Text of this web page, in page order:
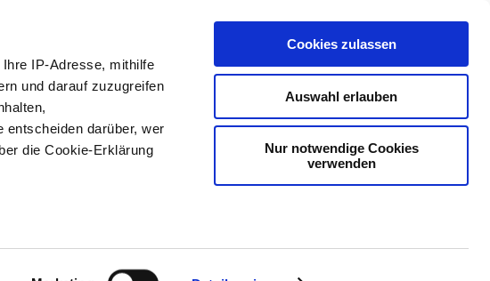
IP-Adresse, mithilfe
und darauf zuzugreifen
entscheiden darüber, wer
die Cookie-Erklärung
identifizieren
Cookies zulassen
Auswahl erlauben
Nur notwendige Cookies
verwenden
-